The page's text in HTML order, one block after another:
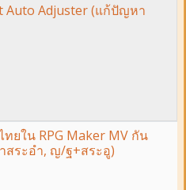
Auto Adjuster (แก้ปัญหา
ยใน RPG Maker MV กัน
ระอำ, ญ/ฐ+สระอู)